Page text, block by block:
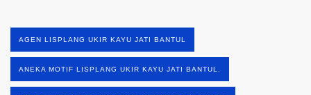
AGEN LISPLANG UKIR KAYU JATI BANTUL
ANEKA MOTIF LISPLANG UKIR KAYU JATI BANTUL.